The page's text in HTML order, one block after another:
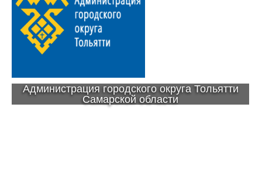
Администрация городского округа Тольятти
Самарской области